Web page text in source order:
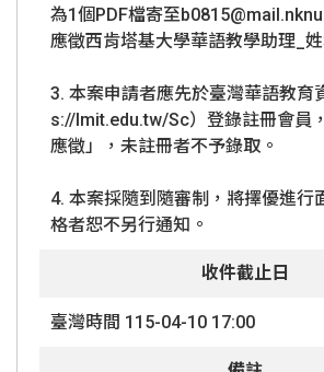
為1個PDF檔寄至
應徵西肯塔基大學華語教學助理_姓
3. 本案申請者應先於臺灣華語教育
s://lmit.edu.tw/Sc）登錄註冊會員
應徵」，未註冊者不予錄取。
4. 本案採隨到隨審制，將擇優進行
格者恕不另行通知。
收件截止日
臺灣時間 115-04-10 17:00